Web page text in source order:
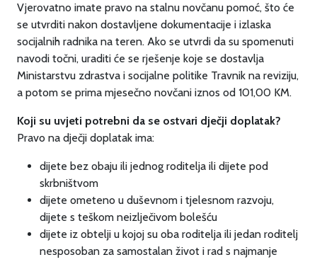
Vjerovatno imate pravo na stalnu novčanu pomoć, što će
se utvrditi nakon dostavljene dokumentacije i izlaska
socijalnih radnika na teren. Ako se utvrdi da su spomenuti
navodi točni, uraditi će se rješenje koje se dostavlja
Ministarstvu zdrastva i socijalne politike Travnik na reviziju,
a potom se prima mjesečno novčani iznos od 101,00 KM.
Koji su uvjeti potrebni da se ostvari dječji doplatak?
Pravo na dječji doplatak ima:
dijete bez obaju ili jednog roditelja ili dijete pod
skrbništvom
dijete ometeno u duševnom i tjelesnom razvoju,
dijete s teškom neizlječivom bolešću
dijete iz obtelji u kojoj su oba roditelja ili jedan roditelj
nesposoban za samostalan život i rad s najmanje